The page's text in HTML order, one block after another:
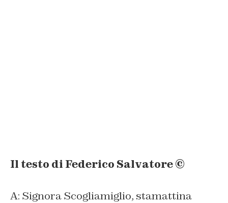
Il testo di Federico Salvatore ©
A: Signora Scogliamiglio, stamattina